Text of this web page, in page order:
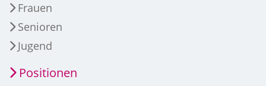
Frauen
Senioren
Jugend
Positionen